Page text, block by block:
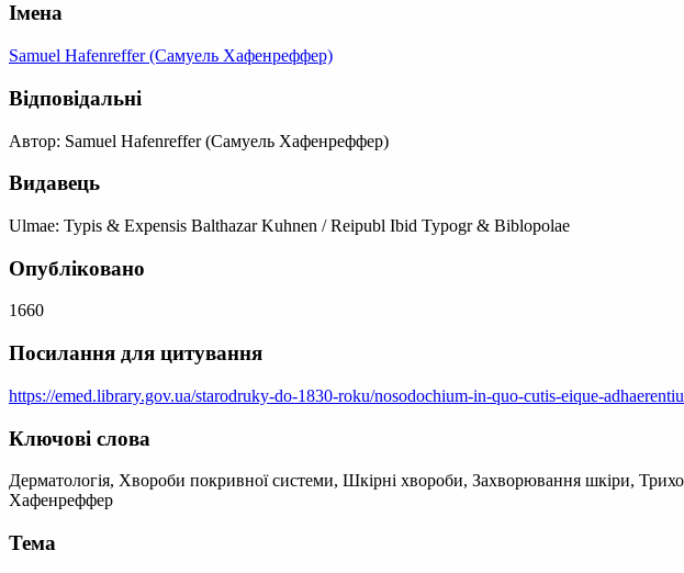
Імена
Samuel Hafenreffer (Самуель Хафенреффер)
Відповідальні
Автор: Samuel Hafenreffer (Самуель Хафенреффер)
Видавець
Ulmae: Typis & Expensis Balthazar Kuhnen / Reipubl Ibid Typogr & Biblopolae
Опубліковано
1660
Посилання для цитування
https://emed.library.gov.ua/starodruky-do-1830-roku/nosodochium-in-quo-cutis-eique-
Ключові слова
Дерматологія, Хвороби покривної системи, Шкірні хвороби, Захворювання шкіри,
Хафенреффер
Тема